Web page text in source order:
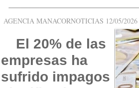
AGENCIA MANACORNOTICIAS 12/05/
El 20% de las
empresas ha
sufrido impagos